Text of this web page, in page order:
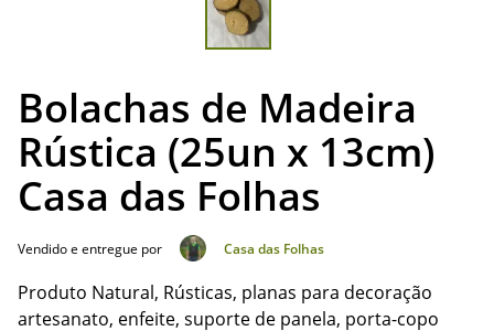
Bolachas de Madeira
Rústica (25un x 13cm)
Casa das Folhas
Vendido e entregue por Casa das Folhas
Produto Natural, Rústicas, planas para decoração
artesanato, enfeite, suporte de panela, porta-copo